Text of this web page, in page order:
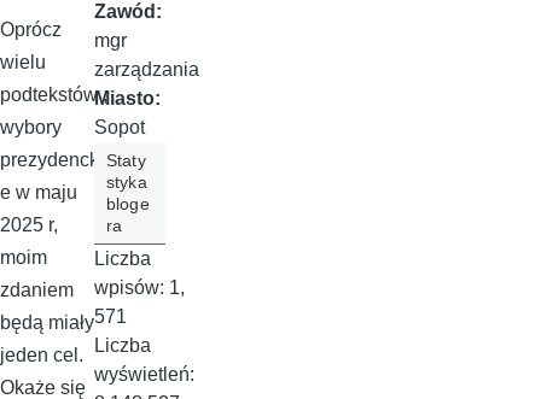
Oprócz
wielu
podtekstów ,
wybory
prezydencki
e w maju
2025 r,
moim
zdaniem
będą miały
jeden cel.
Okaże się
Zawód:
mgr
zarządzania
Miasto:
Sopot
Staty
styka
bloge
ra
Liczba
wpisów: 1,
571
Liczba
wyświetleń: